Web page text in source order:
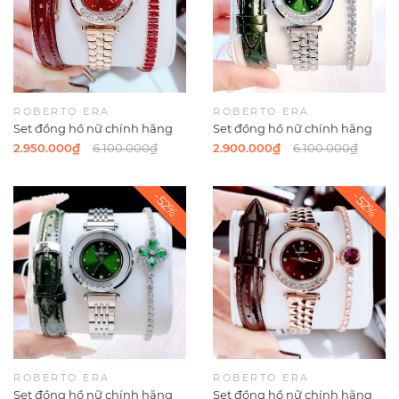
ROBERTO ERA
Set đồng hồ nữ chính hãng
Roberto Era RE0848 dây da
2.950.000₫ 6.100.000₫
ROBERTO ERA
Set đồng hồ nữ chính hãng
Roberto Era RE084 dây da
kiện
2.900.000₫ 6.100.000₫
ROBERTO ERA
Set đồng hồ nữ chính hãng
ROBERTO ERA
Set đồng hồ nữ chính hãng